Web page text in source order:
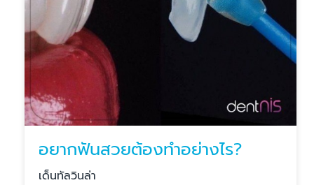
อยากฟันสวยต้องทำอย่างไร?
เด็นทัลวินล่า